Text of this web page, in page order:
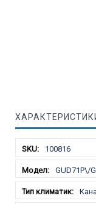
100816
GUD71P\/